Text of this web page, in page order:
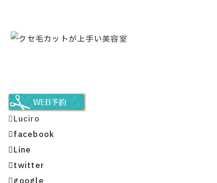
Luciro
facebook
Line
twitter